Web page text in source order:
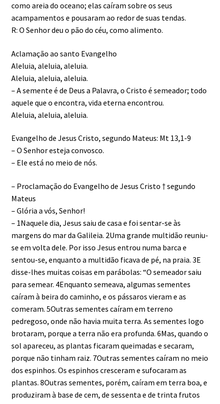
como areia do oceano; elas caíram sobre os seus
acampamentos e pousaram ao redor de suas tendas.
R: O Senhor deu o pão do céu, como alimento.
Aclamação ao santo Evangelho
Aleluia, aleluia, aleluia.
Aleluia, aleluia, aleluia.
– A semente é de Deus a Palavra, o Cristo é semeador; todo
aquele que o encontra, vida eterna encontrou.
Aleluia, aleluia, aleluia.
Evangelho de Jesus Cristo, segundo Mateus: Mt 13,1-9
– O Senhor esteja convosco.
– Ele está no meio de nós.
– Proclamação do Evangelho de Jesus Cristo † segundo
Mateus
– Glória a vós, Senhor!
– 1Naquele dia, Jesus saiu de casa e foi sentar-se às
margens do mar da Galileia. 2Uma grande multidão reuniu-
se em volta dele. Por isso Jesus entrou numa barca e
sentou-se, enquanto a multidão ficava de pé, na praia. 3E
disse-lhes muitas coisas em parábolas: “O semeador saiu
para semear. 4Enquanto semeava, algumas sementes
caíram à beira do caminho, e os pássaros vieram e as
comeram. 5Outras sementes caíram em terreno
pedregoso, onde não havia muita terra. As sementes logo
brotaram, porque a terra não era profunda. 6Mas, quando o
sol apareceu, as plantas ficaram queimadas e secaram,
porque não tinham raiz. 7Outras sementes caíram no meio
dos espinhos. Os espinhos cresceram e sufocaram as
plantas. 8Outras sementes, porém, caíram em terra boa, e
produziram à base de cem, de sessenta e de trinta frutos